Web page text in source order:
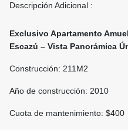
Descripción Adicional :
Exclusivo Apartamento
Escazú – Vista Panorámica
Construcción: 211M2
Año de construcción: 2010
Cuota de mantenimiento: $400